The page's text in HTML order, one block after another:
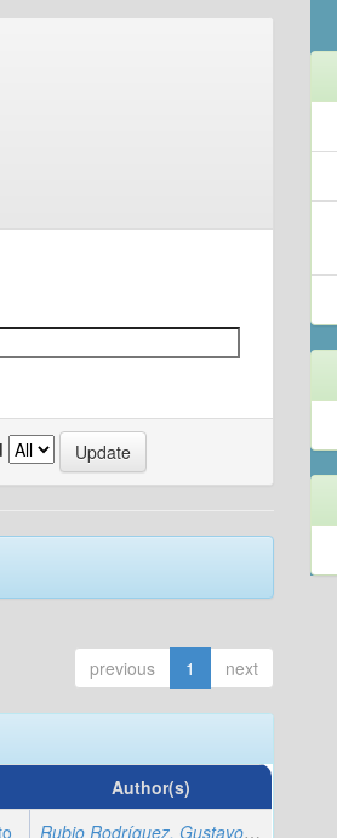
previous 1 next
Author(s)
Rubio Rodríguez, Gustavo Adolfo